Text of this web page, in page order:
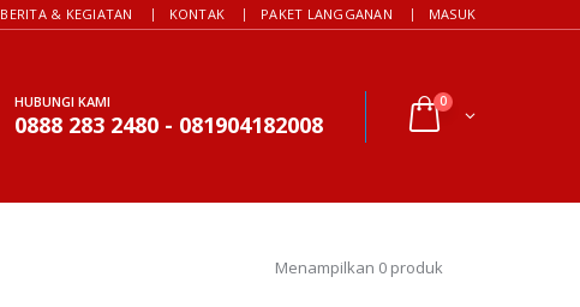
BERITA & KEGIATAN KONTAK PAKET LANGGANAN MASUK
HUBUNGI KAMI
0888 283 2480 - 081904182008
0
Menampilkan 0 produk